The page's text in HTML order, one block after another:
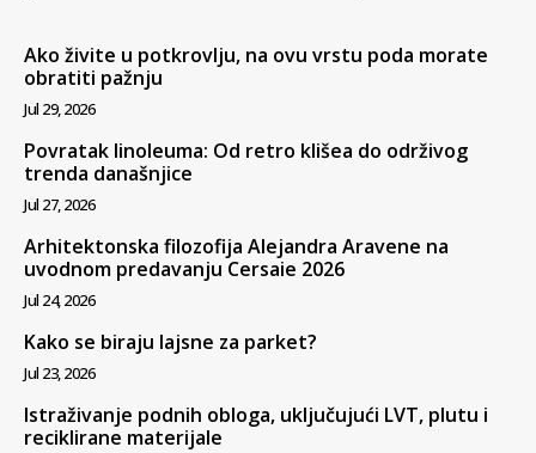
Ako živite u potkrovlju, na ovu vrstu poda morate
obratiti pažnju
Jul 29, 2026
Povratak linoleuma: Od retro klišea do održivog
trenda današnjice
Jul 27, 2026
Arhitektonska filozofija Alejandra Aravene na
uvodnom predavanju Cersaie 2026
Jul 24, 2026
Kako se biraju lajsne za parket?
Jul 23, 2026
Istraživanje podnih obloga, uključujući LVT, plutu i
reciklirane materijale